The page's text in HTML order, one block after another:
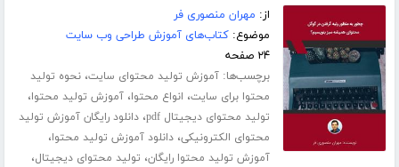
از: مهران منصوری فر
موضوع:کتاب‌های آموزش طراحی وب سایت
۲۴ صفحه
برچسب‌ها:آموزش تولید محتوای سایت،نحوه تولید
محتوا برای سایت، انواع محتوا،آموزش تولید محتوا،
تولید محتوای دیجیتال pdf ،دانلود رایگان آموزش تولید
محتوای الکترونیکی،دانلود آموزش تولید محتوا،
آموزش تولید محتوا رایگان، تولید محتوای دیجیتال،